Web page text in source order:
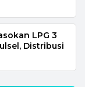
LPG 3
Distribusi